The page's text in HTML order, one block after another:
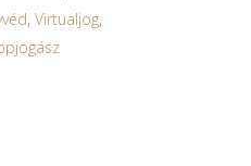
, Virtualjog,